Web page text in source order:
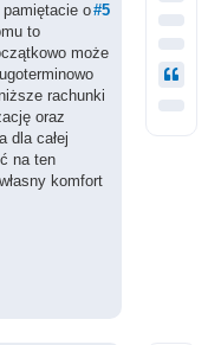
#5
o
to
może
rachunki
oraz
dla całej
na ten
komfort